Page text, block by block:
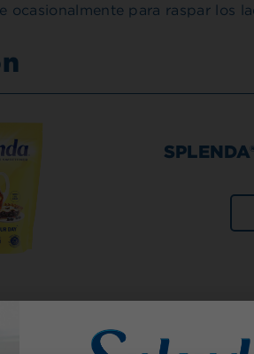
ocasionalmente para raspar los